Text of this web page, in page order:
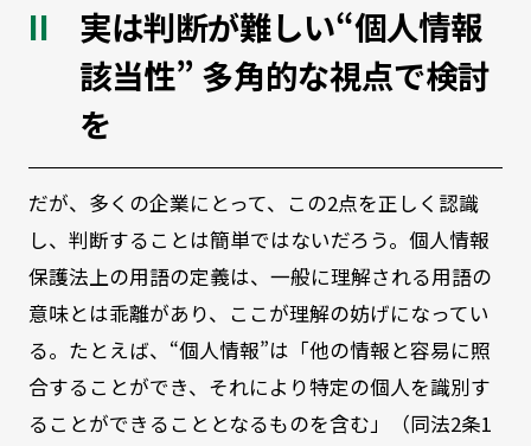
実は判断が難しい“個人情報
該当性” 多角的な視点で検討
を
だが、多くの企業にとって、この2点を正しく認識
し、判断することは簡単ではないだろう。個人情報
保護法上の用語の定義は、一般に理解される用語の
意味とは乖離があり、ここが理解の妨げになってい
る。たとえば、“個人情報”は「他の情報と容易に照
合することができ、それにより特定の個人を識別す
ることができることとなるものを含む」（同法2条1